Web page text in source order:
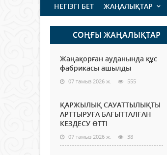
НЕГІЗГІ БЕТ ЖАҢАЛЫҚТАР
СОҢҒЫ ЖАҢАЛЫҚТАР
Жаңақорған ауданында құс
фабрикасы ашылды
07 тамыз 2026 ж. 555
ҚАРЖЫЛЫҚ САУАТТЫЛЫҚТЫ
АРТТЫРУҒА БАҒЫТТАЛҒАН
КЕЗДЕСУ ӨТТІ
07 тамыз 2026 ж. 38